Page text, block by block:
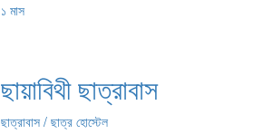
১ মাস
ছায়াবিথী ছাত্রাবাস
ছাত্রাবাস / ছাত্র হোস্টেল